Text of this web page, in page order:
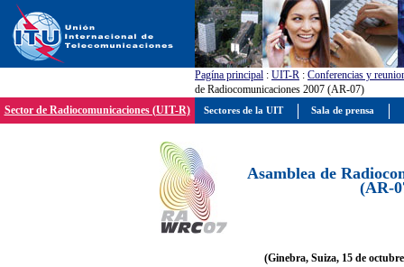
Pagína principal : UIT-R : Conferencias y
de Radiocomunicaciones 2007 (AR-07)
Sector de Radiocomunicaciones (UIT-R)
Asamblea de
(AR-
(Ginebra, Suiza, 15 de
Sectores de la UIT Sala de prensa